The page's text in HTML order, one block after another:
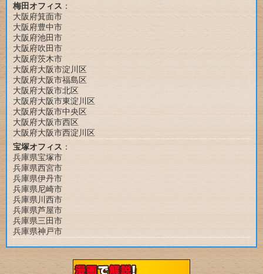
梅田オフィス ：
大阪府箕面市
大阪府豊中市
大阪府池田市
大阪府吹田市
大阪府茨木市
大阪府大阪市淀川区
大阪府大阪市福島区
大阪府大阪市北区
大阪府大阪市東淀川区
大阪府大阪市中央区
大阪府大阪市西区
大阪府大阪市西淀川区
宝塚オフィス ：
兵庫県宝塚市
兵庫県西宮市
兵庫県伊丹市
兵庫県尼崎市
兵庫県川西市
兵庫県芦屋市
兵庫県三田市
兵庫県神戸市